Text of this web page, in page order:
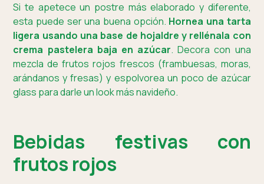
Si te apetece un postre más elaborado y diferente,
esta puede ser una buena opción. Hornea una tarta
ligera usando una base de hojaldre y rellénala con
crema pastelera baja en azúcar. Decora con una
mezcla de frutos rojos frescos (frambuesas, moras,
arándanos y fresas) y espolvorea un poco de azúcar
glass para darle un look más navideño.
Bebidas festivas con
frutos rojos